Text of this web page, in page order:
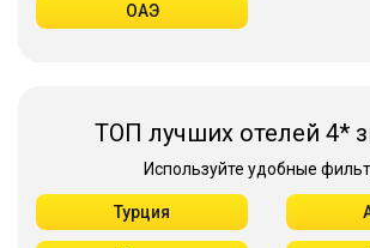
ОАЭ
ТОП лучших отелей 4*
Используйте удобные
Турция